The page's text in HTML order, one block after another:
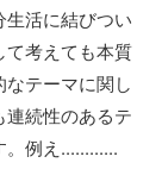
活に結びつい
て考えても本質
テーマに関し
続性のあるテ
例え............